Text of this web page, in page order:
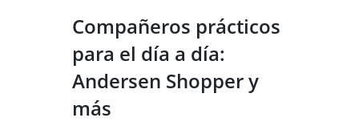
Compañeros prácticos
para el día a día:
Andersen Shopper y
más